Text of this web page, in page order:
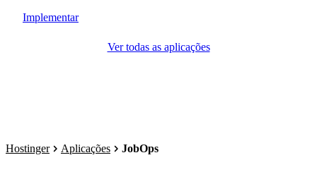
Implementar
Ver todas as aplicações
Hostinger Aplicações JobOps